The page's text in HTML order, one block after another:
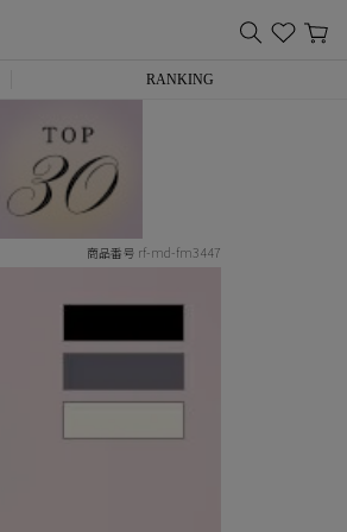
RANKING
商品番号 rf-md-fm3447